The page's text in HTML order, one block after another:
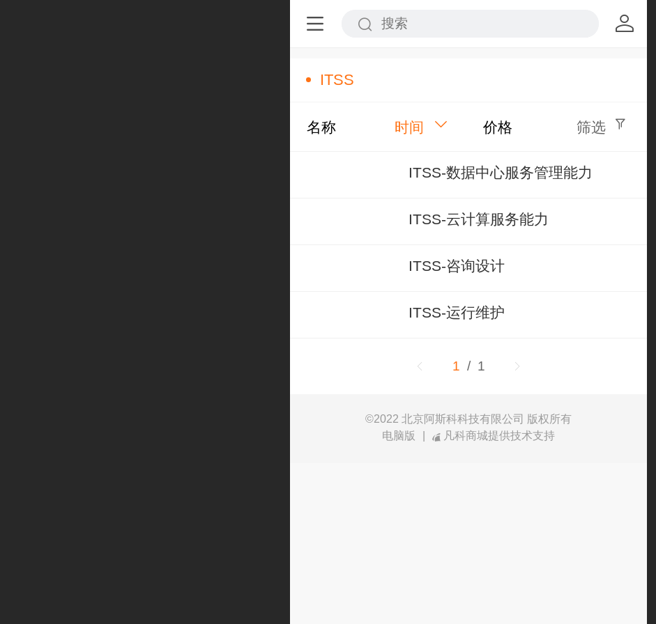
ITSS
名称 时间 价格 筛选
ITSS-数据中心服务管理能力
ITSS-云计算服务能力
ITSS-咨询设计
ITSS-运行维护
1 / 1
©2022 北京阿斯科科技有限公司 版权所有
电脑版
凡科商城提供技术支持